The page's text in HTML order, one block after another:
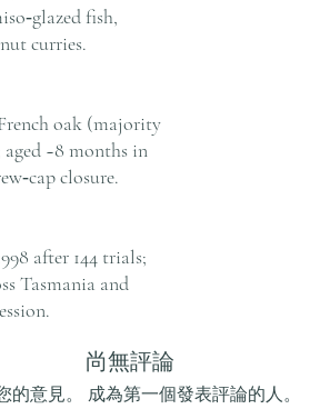
fish,
curries.
oak (majority
~8 months in
closure.
after 144 trials;
Tasmania and
尚無評論
的意見。 成為第一個發表評論的人。